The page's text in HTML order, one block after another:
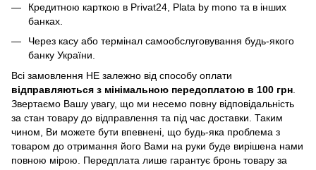
Кредитною карткою в Privat24, Plata by mono та в інших
банках.
Через касу або термінал самообслуговування будь-якого
банку України.
Всі замовлення НЕ залежно від способу оплати
відправляються з мінімальною передоплатою в 100 грн
Звертаємо Вашу увагу, що ми несемо повну відповідальність
за стан товару до відправлення та під час доставки. Таким
чином, Ви можете бути впевнені, що будь-яка проблема з
товаром до отримання його Вами на руки буде вирішена нами
повною мірою. Передплата лише гарантує бронь товару за